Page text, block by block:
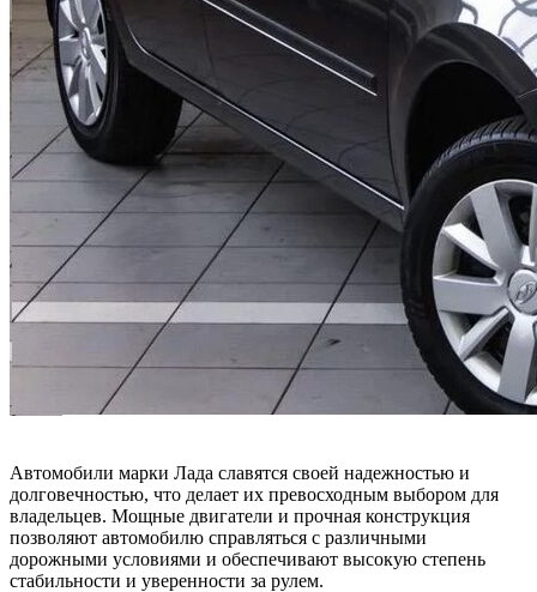
Автомобили марки Лада славятся своей надежностью и
долговечностью, что делает их превосходным выбором для
владельцев. Мощные двигатели и прочная конструкция
позволяют автомобилю справляться с различными
дорожными условиями и обеспечивают высокую степень
стабильности и уверенности за рулем.